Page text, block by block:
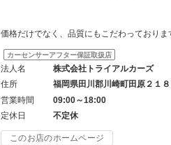
価格だけでなく、品質にもこだわっておりま
カーセンサーアフター保証取扱店
法人名
株式会社トライアルカーズ
住所
福岡県田川郡川崎町田原２１８
営業時間
09:00～18:00
定休日
不定休
このお店のホームページ